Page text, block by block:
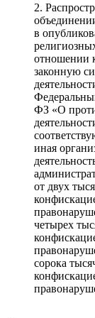
2.
в
отношении
законную
ФЗ «О
иная
от двух
четырех
сорока